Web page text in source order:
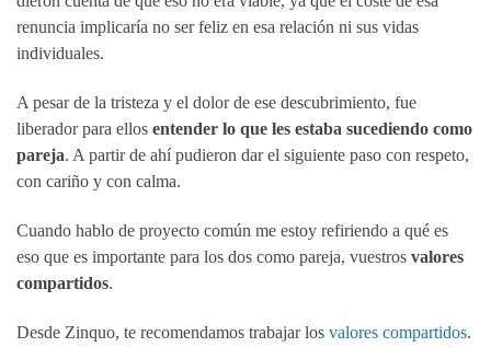
renuncia implicaría no ser feliz en esa relación ni sus vidas
individuales.
A pesar de la tristeza y el dolor de ese descubrimiento, fue
liberador para ellos entender lo que les estaba sucediendo como
pareja. A partir de ahí pudieron dar el siguiente paso con respeto,
con cariño y con calma.
Cuando hablo de proyecto común me estoy refiriendo a qué es
eso que es importante para los dos como pareja, vuestros valores
compartidos.
Desde Zinquo, te recomendamos trabajar los valores compartidos.